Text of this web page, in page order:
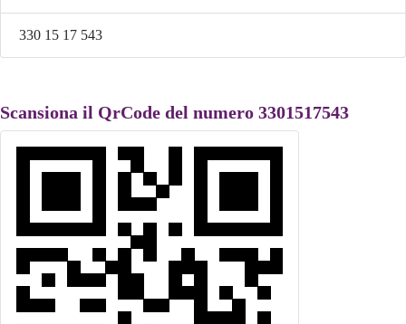
330 15 17 543
Scansiona il QrCode del numero 3301517543